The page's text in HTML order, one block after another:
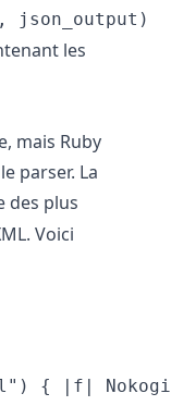
les
mais Ruby
parser. La
des plus
Voici
{ |f|